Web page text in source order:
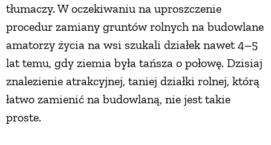
tłumaczy. W oczekiwaniu na uproszczenie
procedur zamiany gruntów rolnych na budowlane
amatorzy życia na wsi szukali działek nawet 4–5
lat temu, gdy ziemia była tańsza o połowę. Dzisiaj
znalezienie atrakcyjnej, taniej działki rolnej, którą
łatwo zamienić na budowlaną, nie jest takie
proste.